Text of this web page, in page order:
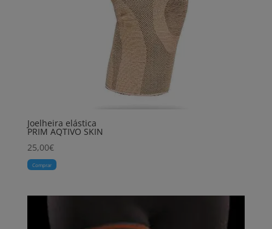
Joelheira elástica
PRIM AQTIVO SKIN
25,00€
Comprar